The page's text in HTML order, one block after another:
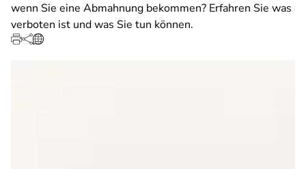
wenn Sie eine Abmahnung bekommen? Erfahren Sie was
verboten ist und was Sie tun können.